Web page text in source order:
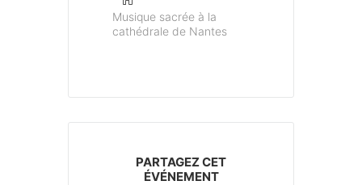
Musique sacrée à la
cathédrale de Nantes
PARTAGEZ CET
ÉVÉNEMENT